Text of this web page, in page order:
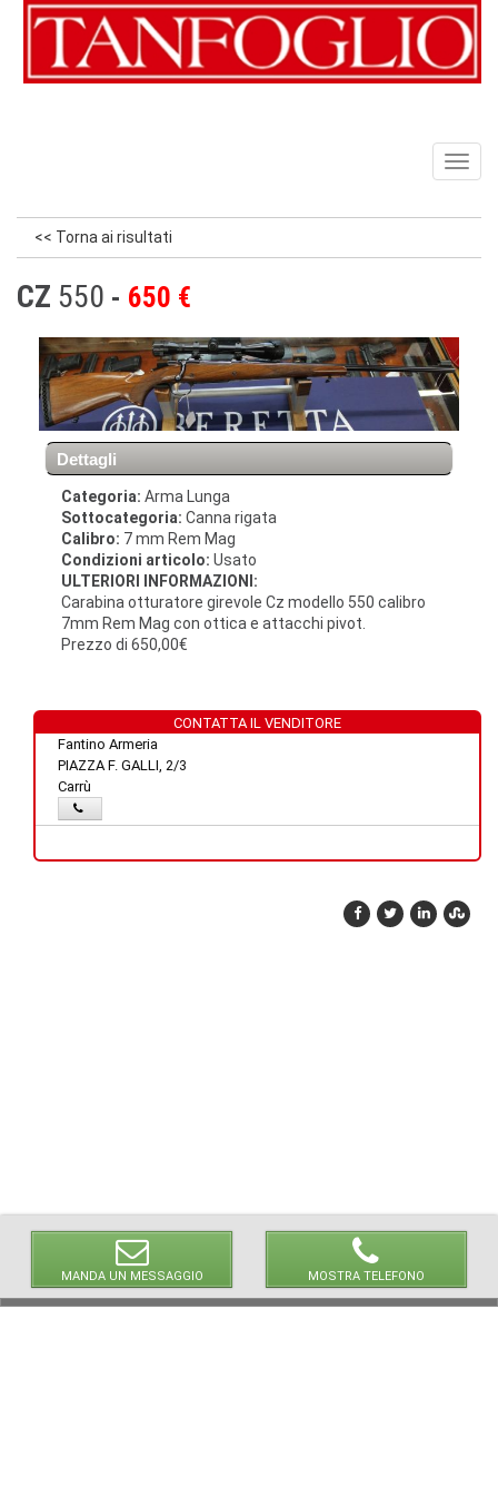
<< Torna ai risultati
CZ 550 650 €
Dettagli
Categoria: Arma Lunga
Sottocategoria: Canna rigata
Calibro: 7 mm Rem Mag
Condizioni articolo: Usato
ULTERIORI INFORMAZIONI:
Carabina otturatore girevole Cz modello 550 calibro
7mm Rem Mag con ottica e attacchi pivot.
Prezzo di 650,00€
MANDA UN MESSAGGIO MOSTRA TELEFONO
CONTATTA IL VENDITORE
Fantino Armeria
PIAZZA F. GALLI, 2/3
Carrù